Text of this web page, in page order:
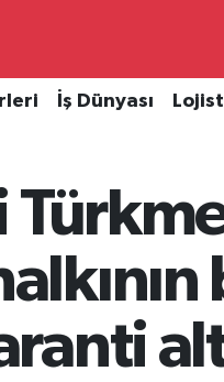
İş Dünyası